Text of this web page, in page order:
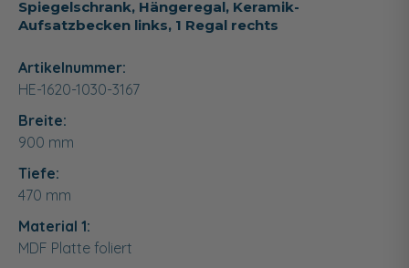
Spiegelschrank, Hängeregal, Keramik-
Aufsatzbecken links, 1 Regal rechts
Artikelnummer:
HE-1620-1030-3167
Breite:
900 mm
Tiefe:
470 mm
Material 1:
MDF Platte foliert